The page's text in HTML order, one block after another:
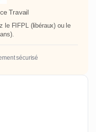
Travail
le FIFPL(libéraux) ou le
sécurisé